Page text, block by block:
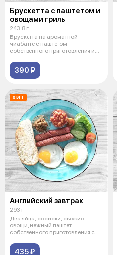
Брускетта с паштетом и
овощами гриль
243.8 г
Брускетта на ароматной
чиабатте с паштетом
собственного приготовления и
390 ₽
ХИТ
Английский завтрак
293 г
Два яйца, сосиски, свежие
овощи, нежный паштет
собственного приготовления с
435 ₽